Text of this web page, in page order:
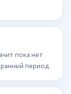
пока нет
период.